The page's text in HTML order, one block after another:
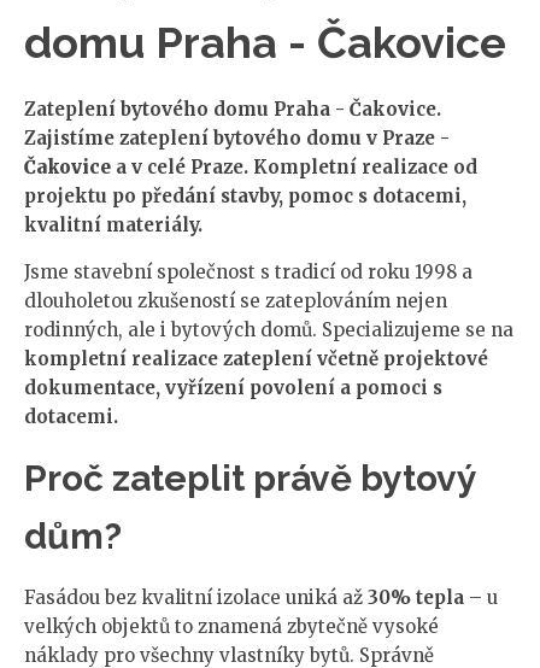
domu Praha - Čakovice
Zateplení bytového domu Praha - Čakovice.
Zajistíme zateplení bytového domu v Praze -
Čakovice a v celé Praze. Kompletní realizace od
projektu po předání stavby, pomoc s dotacemi,
kvalitní materiály.
Jsme stavební společnost s tradicí od roku 1998 a
dlouholetou zkušeností se zateplováním nejen
rodinných, ale i bytových domů. Specializujeme se na
kompletní realizace zateplení včetně projektové
dokumentace, vyřízení povolení a pomoci s
dotacemi.
Proč zateplit právě bytový
dům?
Fasádou bez kvalitní izolace uniká až 30% tepla – u
velkých objektů to znamená zbytečně vysoké
náklady pro všechny vlastníky bytů. Správně